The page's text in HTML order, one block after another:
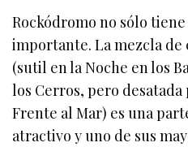
Rockódromo no sólo
importante. La mezcla
(sutil en la Noche en los
los Cerros, pero
Frente al Mar) es una
atractivo y uno de sus